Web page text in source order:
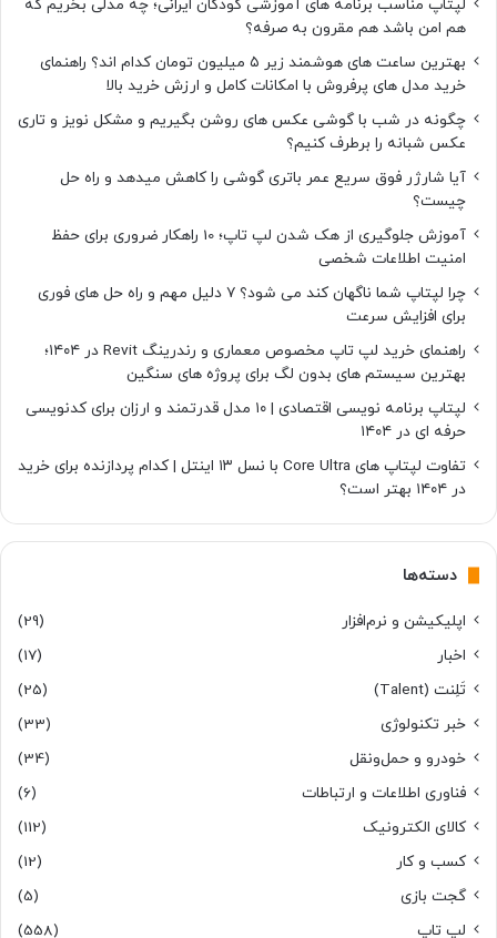
لپتاپ مناسب برنامه های آموزشی کودکان ایرانی؛ چه مدلی بخریم که
هم امن باشد هم مقرون به صرفه؟
بهترین ساعت های هوشمند زیر ۵ میلیون تومان کدام اند؟ راهنمای
خرید مدل های پرفروش با امکانات کامل و ارزش خرید بالا
چگونه در شب با گوشی عکس های روشن بگیریم و مشکل نویز و تاری
عکس شبانه را برطرف کنیم؟
آیا شارژر فوق سریع عمر باتری گوشی را کاهش میدهد و راه حل
چیست؟
آموزش جلوگیری از هک شدن لپ تاپ؛ 10 راهکار ضروری برای حفظ
امنیت اطلاعات شخصی
چرا لپتاپ شما ناگهان کند می شود؟ ۷ دلیل مهم و راه حل های فوری
برای افزایش سرعت
راهنمای خرید لپ تاپ مخصوص معماری و رندرینگ Revit در ۱۴۰۴؛
بهترین سیستم های بدون لگ برای پروژه های سنگین
لپتاپ برنامه نویسی اقتصادی | ۱۰ مدل قدرتمند و ارزان برای کدنویسی
حرفه ای در ۱۴۰۴
تفاوت لپتاپ های Core Ultra با نسل ۱۳ اینتل | کدام پردازنده برای خرید
در ۱۴۰۴ بهتر است؟
دسته‌ها
اپلیکیشن و نرم‌افزار
(29)
اخبار
(17)
تَلِنت (Talent)
(25)
خبر تکنولوژی
(33)
خودرو و حمل‌و‌نقل
(34)
فناوری اطلاعات و ارتباطات
(6)
کالای الکترونیک
(112)
کسب و کار
(12)
گجت بازی
(5)
لپ تاپ
(558)